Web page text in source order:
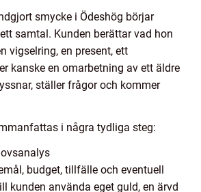
smycke i Ödeshög börjar
samtal. Kunden berättar vad hon
vigselring, en present, ett
kanske en omarbetning av ett äldre
ställer frågor och kommer
i några tydliga steg:
budget, tillfälle och eventuell
kunden använda eget guld, en ärvd